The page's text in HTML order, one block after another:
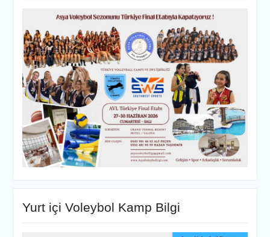
Yurt içi Voleybol Kamp Bilgi